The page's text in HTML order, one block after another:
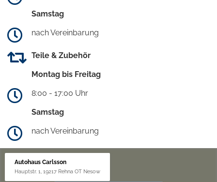
Samstag
nach Vereinbarung
Teile & Zubehör
Montag bis Freitag
8:00 - 17:00 Uhr
Samstag
nach Vereinbarung
Autohaus Carlsson
Hauptstr. 1, 19217 Rehna OT Nesow